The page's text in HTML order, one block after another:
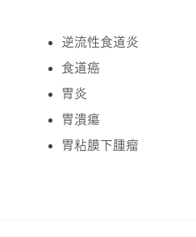
逆流性食道炎
食道癌
胃炎
胃潰瘍
胃粘膜下腫瘤